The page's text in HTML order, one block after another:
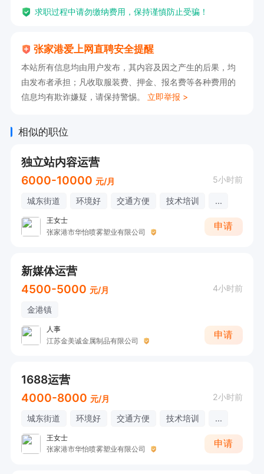
求职过程中请勿缴纳费用，保持谨慎防止受骗！
张家港爱上网直聘安全提醒
本站所有信息均由用户发布，其内容及因之产生的后果，均
由发布者承担；凡收取服装费、押金、报名费等各种费用的
信息均有欺诈嫌疑，请保持警惕。 立即举报 >
相似的职位
独立站内容运营
6000-10000 元/月 5小时前
城东街道 环境好 交通方便 技术培训 ...
王女士
张家港市华怡喷雾塑业有限公司
申请
新媒体运营
4500-5000 元/月 4小时前
金港镇
人事
江苏金美诚金属制品有限公司
申请
1688运营
4000-8000 元/月 2小时前
城东街道 环境好 交通方便 技术培训 ...
王女士
张家港市华怡喷雾塑业有限公司
申请